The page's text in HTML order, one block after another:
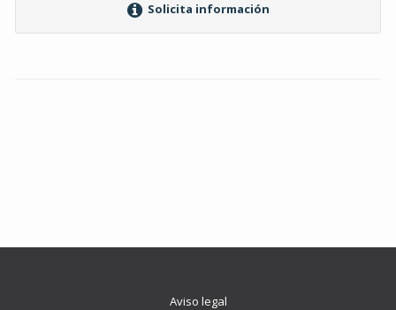
Solicita información
Aviso legal